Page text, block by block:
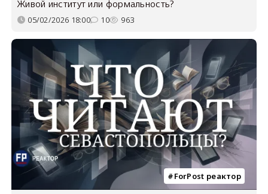
Живой институт или формальность?
05/02/2026 18:00 10 963
ForPost реактор